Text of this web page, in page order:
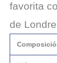
favorita
de